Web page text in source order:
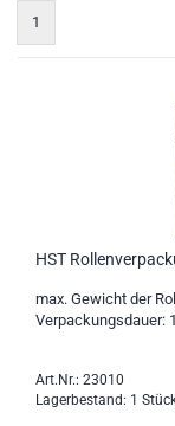
1
HST
max. Gewicht der
Verpackungsdauer:
Art.Nr.: 23010
Lagerbestand: 1